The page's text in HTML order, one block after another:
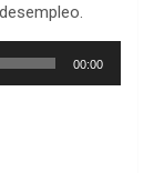
00:00